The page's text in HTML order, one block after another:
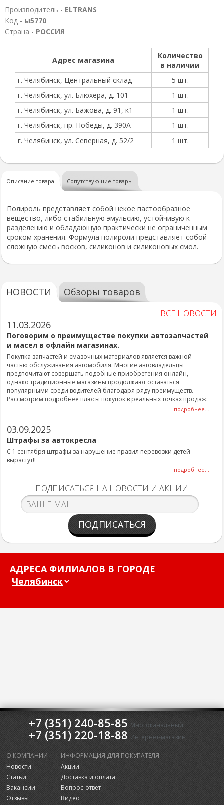
Производитель - ELTRANS
Код - ы5770
Страна - РОССИЯ
Адрес магазина
Количество
в наличии
г. Челябинск, Центральный склад
5 шт.
г. Челябинск, ул. Блюхера, д. 101
1 шт.
г. Челябинск, ул. Бажова, д. 91, к1
1 шт.
г. Челябинск, пр. Победы, д. 390А
1 шт.
г. Челябинск, ул. Северная, д. 52/2
1 шт.
Описание товара Сопутствующие товары
Полироль представляет собой некое пастообразное
вещество, либо стабильную эмульсию, устойчивую к
разделению и обладающую практически не ограниченным
сроком хранения. Формула полироли представляет собой
сложную смесь восков, силиконов и силиконовых смол.
НОВОСТИ Обзоры товаров
ВСЕ НОВОСТИ
11.03.2026
Поговорим о преимуществе покупки автозапчастей
и масел в офлайн магазинах.
Покупка запчастей и смазочных материалов является важной
частью обслуживания автомобиля. Многие автовладельцы
предпочитают совершать подобные приобретения онлайн,
однако традиционные магазины продолжают оставаться
популярными среди водителей благодаря ряду преимуществ.
Рассмотрим подробнее плюсы покупок в реальных точках продаж:
подробнее...
03.09.2025
Штрафы за автокресла
С 1 сентября штрафы за нарушение правил перевозки детей
вырастут!!
подробнее...
ПОДПИСАТЬСЯ НА НОВОСТИ И АКЦИИ
ПОДПИСАТЬСЯ
АДРЕСА ФИЛИАЛОВ В ГОРОДЕ
+7 (351) 240-85-85 Многоканальный
+7 (351) 220-18-88 Интернет-магазин
О КОМПАНИИ
Новости
Статьи
Вакансии
Отзывы
ИНФОРМАЦИЯ ДЛЯ ПОКУПАТЕЛЯ
Акции
Доставка и оплата
Вопрос-ответ
Видео